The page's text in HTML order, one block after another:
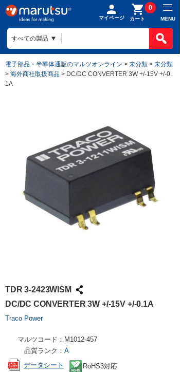
マイページ カート
0
MENU
電子部品・半導体通販のマルツオンライン > 未分類 > 未分類
> 海外商社取扱商品 > DC/DC CONVERTER 3W +/-15V +/-0.
1A
TDR 3-2423WISM
DC/DC CONVERTER 3W +/-15V +/-0.1A
Traco Power
マルツコード： M1012-457
品質ランク： A
データシート
RoHS3対応